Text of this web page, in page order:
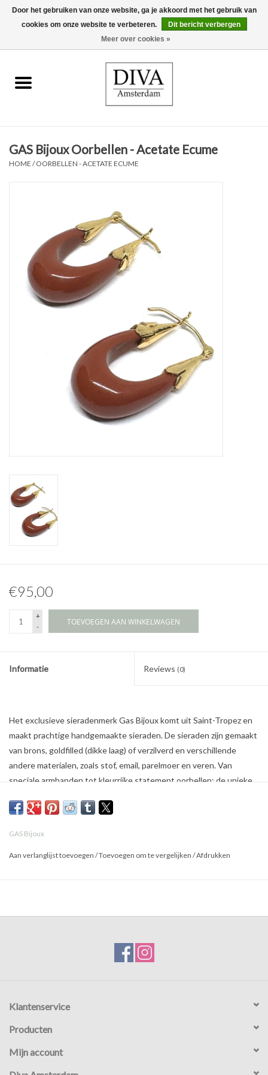
0 Artikelen - €0,00
Oorbellen
Ringen
Accessoires
Cadeaubon
GAS Bijoux Oorbellen - Acetate Ecume
HOME /OORBELLEN - ACETATE ECUME
€95,00
+
-
TOEVOEGEN AAN WINKELWAGEN
Informatie Reviews (0)
Het exclusieve sieradenmerk Gas Bijoux komt uit Saint-Tropez en
maakt prachtige handgemaakte sieraden. De sieraden zijn gemaakt
van brons, goldfilled (dikke laag) of verzilverd en verschillende
andere materialen, zoals stof, email, parelmoer en veren. Van
speciale armbanden tot kleurrijke statement oorbellen: de unieke
GAS Bijoux
Aan verlanglijst toevoegen /Toevoegen om te vergelijken /Afdrukken
Klantenservice
Producten
Mijn account
Door het gebruiken van onze website, ga je akkoord met het gebruik van
cookies om onze website te verbeteren.
Dit bericht verbergen
Meer over cookies »